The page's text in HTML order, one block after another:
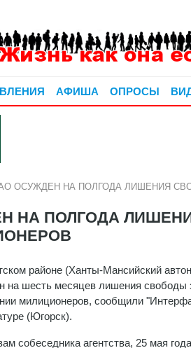
АФИША ОПРОСЫ
ОСУЖДЕН НА ПОЛГОДА ЛИШЕНИЯ
НА ПОЛГОДА
районе (Ханты-Мансийский
на шесть месяцев лишения свободы
милиционеров, сообщили
(Югорск).
собеседника агентства, 25 мая